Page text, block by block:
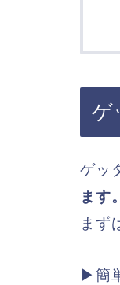
ゲ
ゲッ
ます。
まず
▶簡